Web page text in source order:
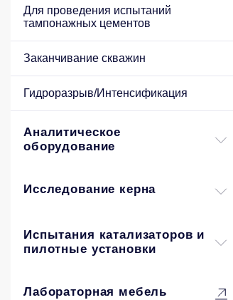
Для проведения испытаний
тампонажных цементов
Заканчивание скважин
Гидроразрыв/Интенсификация
Аналитическое
оборудование
Исследование керна
Испытания катализаторов и
пилотные установки
Лабораторная мебель